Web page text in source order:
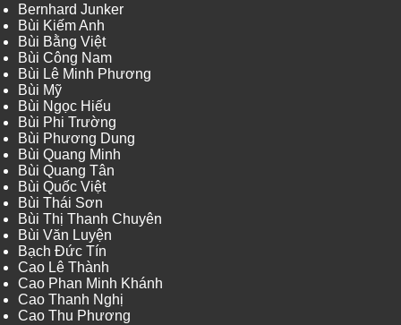
Bernhard Junker
Bùi Kiếm Anh
Bùi Bằng Việt
Bùi Công Nam
Bùi Lê Minh Phương
Bùi Mỹ
Bùi Ngọc Hiếu
Bùi Phi Trường
Bùi Phương Dung
Bùi Quang Minh
Bùi Quang Tân
Bùi Quốc Việt
Bùi Thái Sơn
Bùi Thị Thanh Chuyên
Bùi Văn Luyện
Bạch Đức Tín
Cao Lê Thành
Cao Phan Minh Khánh
Cao Thanh Nghị
Cao Thu Phương